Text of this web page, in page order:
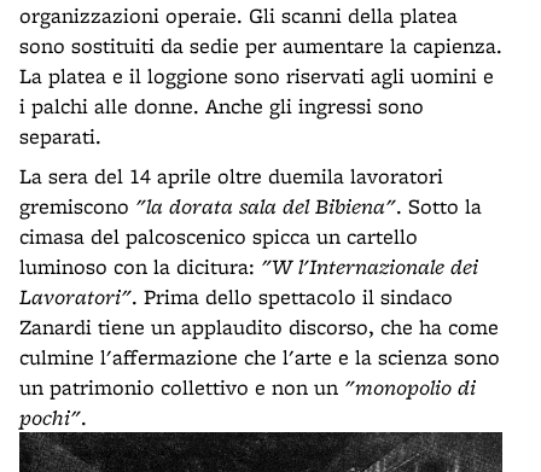
organizzazioni operaie. Gli scanni della platea
sono sostituiti da sedie per aumentare la capienza.
La platea e il loggione sono riservati agli uomini e
i palchi alle donne. Anche gli ingressi sono
separati.
La sera del 14 aprile oltre duemila lavoratori
gremiscono "la dorata sala del Bibiena". Sotto la
cimasa del palcoscenico spicca un cartello
luminoso con la dicitura: "W l'Internazionale dei
Lavoratori". Prima dello spettacolo il sindaco
Zanardi tiene un applaudito discorso, che ha come
culmine l'affermazione che l'arte e la scienza sono
un patrimonio collettivo e non un "monopolio di
pochi".